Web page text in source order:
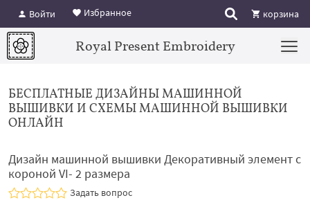
Войти Избранное корзина
Royal Present Embroidery
БЕСПЛАТНЫЕ ДИЗАЙНЫ МАШИННОЙ
ВЫШИВКИ И СХЕМЫ МАШИННОЙ ВЫШИВКИ
ОНЛАЙН
Дизайн машинной вышивки Декоративный элемент с
короной VI- 2 размера
Задать вопрос